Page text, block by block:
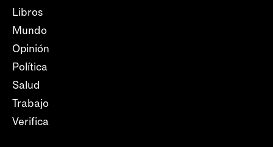
Libros
Mundo
Opinión
Política
Salud
Trabajo
Verifica